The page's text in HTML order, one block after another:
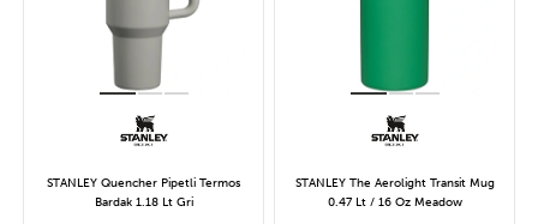
STANLEY Quencher Pipetli Termos
Bardak 1.18 Lt Gri
STANLEY The Aerolight Transit Mug
0.47 Lt / 16 Oz Meadow